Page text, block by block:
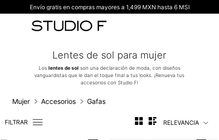
Envío gratis en compras mayores a 1,499 MXN hasta 6 MSI
Lentes de sol para mujer
Los lentes de solson una declaración de moda, con diseños
vanguardistas que le dan el toque final a tus looks. ¡Renueva tus
accesorios con Studio F!
Mujer Accesorios Gafas
FILTRAR RELEVANCIA
TÉRMINOS MÁS BUSCADOS
vestidos
tiro alto
body studio f